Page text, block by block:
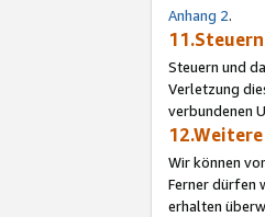
Anhang 2.
11.Steuern
Steuern und
Verletzung
verbundenen
Wir können
Ferner dürfen
erhalten